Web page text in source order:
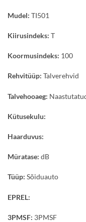
Mudel: TI501
Kiirusindeks: T
Koormusindeks: 100
Rehvitüüp: Talverehvid
Talvehooaeg:
Kütusekulu:
Haarduvus:
Müratase: dB
Tüüp: Sõiduauto
EPREL:
3PMSF: 3PMSF